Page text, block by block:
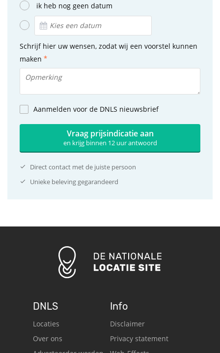
ik heb nog geen datum
Schrijf hier uw wensen, zodat wij een voorstel kunnen
maken
Aanmelden voor de DNLS nieuwsbrief
Vraag prijsindicatie aan
en krijg binnen 12 uur antwoord
Direct contact met de juiste persoon
Unieke beleving gegarandeerd
DNLS
Locaties
Over ons
Info
Disclaimer
Privacy statement